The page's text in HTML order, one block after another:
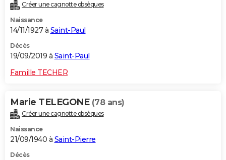
Créer une cagnotte obsèques
Naissance
14/11/1927 à Saint-Paul
Décès
19/09/2019 à Saint-Paul
Famille TECHER
Marie TELEGONE (78 ans)
Créer une cagnotte obsèques
Naissance
21/09/1940 à Saint-Pierre
Décès